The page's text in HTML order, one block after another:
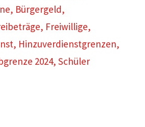
, Bürgergeld,
, Freiwillige,
, Hinzuverdienstgrenzen,
2024, Schüler